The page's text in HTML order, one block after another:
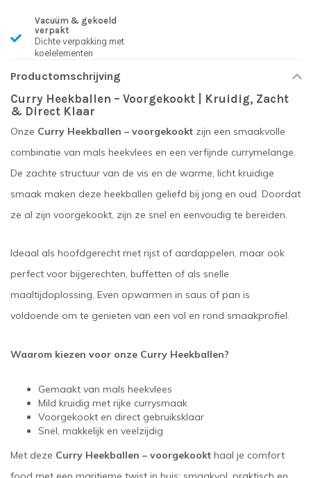
Vacuüm & gekoeld
verpakt
Dichte verpakking met
koelelementen
Productomschrijving
Curry Heekballen – Voorgekookt | Kruidig, Zacht
& Direct Klaar
Onze Curry Heekballen – voorgekookt zijn een smaakvolle
combinatie van mals heekvlees en een verfijnde currymelange.
De zachte structuur van de vis en de warme, licht kruidige
smaak maken deze heekballen geliefd bij jong en oud. Doordat
ze al zijn voorgekookt, zijn ze snel en eenvoudig te bereiden.
Ideaal als hoofdgerecht met rijst of aardappelen, maar ook
perfect voor bijgerechten, buffetten of als snelle
maaltijdoplossing. Even opwarmen in saus of pan is
voldoende om te genieten van een vol en rond smaakprofiel.
Waarom kiezen voor onze Curry Heekballen?
Gemaakt van mals heekvlees
Mild kruidig met rijke currysmaak
Voorgekookt en direct gebruiksklaar
Snel, makkelijk en veelzijdig
Met deze Curry Heekballen – voorgekookt haal je comfort